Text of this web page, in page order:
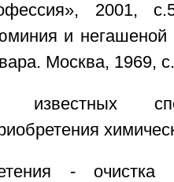
2001,
и
Москва, 1969,
известных
- очистка